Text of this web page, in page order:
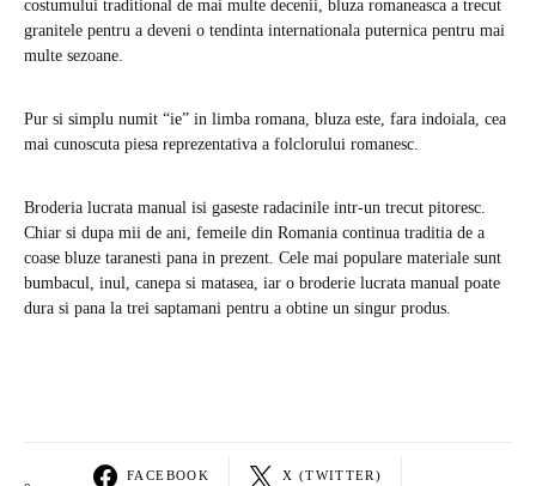
costumului traditional de mai multe decenii, bluza romaneasca a trecut
granitele pentru a deveni o tendinta internationala puternica pentru mai
multe sezoane.
Pur si simplu numit “ie” in limba romana, bluza este, fara indoiala, cea
mai cunoscuta piesa reprezentativa a folclorului romanesc.
Broderia lucrata manual isi gaseste radacinile intr-un trecut pitoresc.
Chiar si dupa mii de ani, femeile din Romania continua traditia de a
coase bluze taranesti pana in prezent. Cele mai populare materiale sunt
bumbacul, inul, canepa si matasea, iar o broderie lucrata manual poate
dura si pana la trei saptamani pentru a obtine un singur produs.
FACEBOOK X (TWITTER)